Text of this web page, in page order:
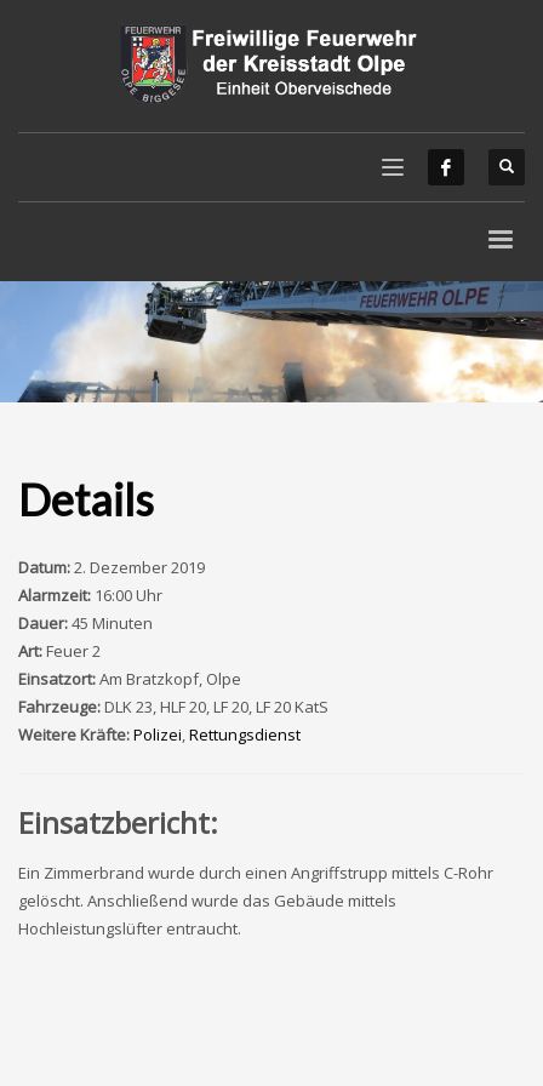
Details
Datum:2. Dezember 2019
Alarmzeit: 16:00 Uhr
Dauer:45 Minuten
Art:Feuer 2
Einsatzort:Am Bratzkopf, Olpe
Fahrzeuge:DLK 23, HLF 20, LF 20, LF 20 KatS
Weitere Kräfte:Polizei,Rettungsdienst
Einsatzbericht:
Ein Zimmerbrand wurde durch einen Angriffstrupp mittels C-Rohr
gelöscht. Anschließend wurde das Gebäude mittels
Hochleistungslüfter entraucht.